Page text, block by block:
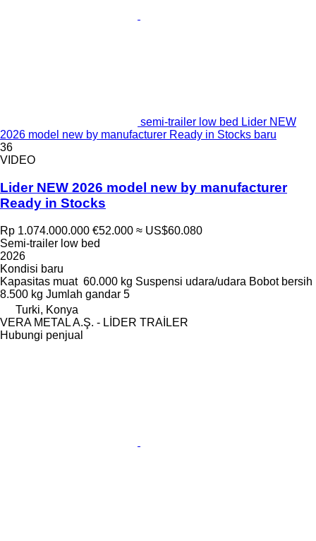
semi-trailer low bed Lider NEW
2026 model new by manufacturer Ready in Stocks baru
36
VIDEO
Lider NEW 2026 model new by manufacturer
Ready in Stocks
Rp 1.074.000.000 €52.000 ≈ US$60.080
Semi-trailer low bed
2026
Kondisi baru
Kapasitas muat 60.000 kg Suspensi udara/udara Bobot bersih
8.500 kg Jumlah gandar 5
Turki, Konya
VERA METAL A.Ş. - LİDER TRAİLER
Hubungi penjual